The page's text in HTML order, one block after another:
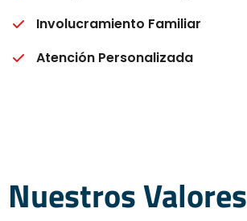
Involucramiento Familiar
Atención Personalizada
Nuestros Valores